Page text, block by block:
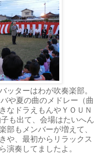
ッターはわが吹奏楽部。
や夏の曲のメドレー（曲
なドラえもんやＹＯＵＮ
も出て、会場はたいへん
部もメンバーが増えて、
や、最初からリラックス
演奏してましたよ。